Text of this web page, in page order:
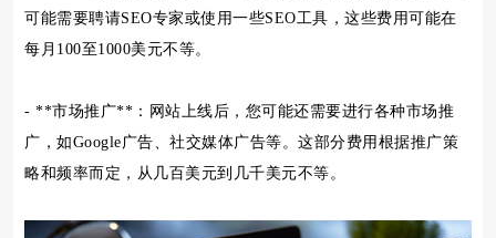
可能需要聘请SEO专家或使用一些SEO工具，这些费用可能在
每月100至1000美元不等。
- **市场推广**：网站上线后，您可能还需要进行各种市场推
广，如Google广告、社交媒体广告等。这部分费用根据推广策
略和频率而定，从几百美元到几千美元不等。